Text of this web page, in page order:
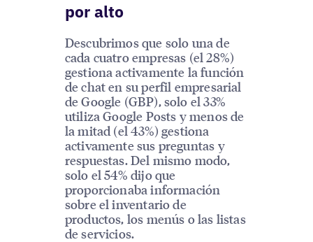
por alto
Descubrimos que solo una de
cada cuatro empresas (el 28%)
gestiona activamente la función
de chat en su perfil empresarial
de Google (GBP), solo el 33%
utiliza Google Posts y menos de
la mitad (el 43%) gestiona
activamente sus preguntas y
respuestas. Del mismo modo,
solo el 54% dijo que
proporcionaba información
sobre el inventario de
productos, los menús o las listas
de servicios.